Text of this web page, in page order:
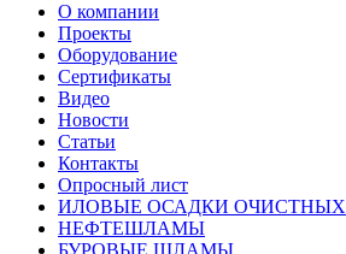
О компании
Проекты
Оборудование
Сертификаты
Видео
Новости
Статьи
Контакты
Опросный лист
ИЛОВЫЕ ОСАДКИ ОЧИСТНЫХ
НЕФТЕШЛАМЫ
БУРОВЫЕ ШЛАМЫ